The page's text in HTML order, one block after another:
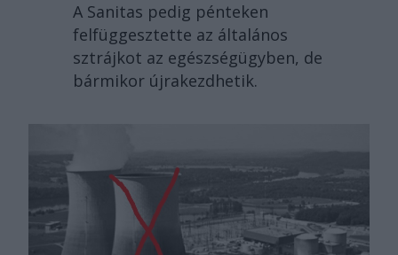
A Sanitas pedig pénteken
felfüggesztette az általános
sztrájkot az egészségügyben, de
bármikor újrakezdhetik.